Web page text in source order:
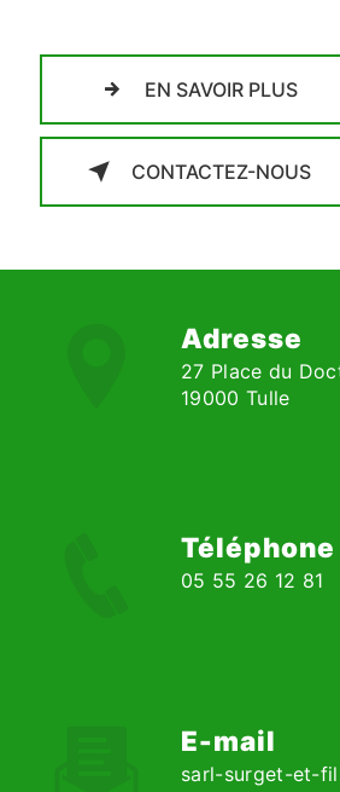
EN SAVOIR PLUS
CONTACTEZ-NOUS
Adresse
27 Place du
19000 Tulle
Téléphone
05 55 26 12 81
E-mail
sarl-surget-et-